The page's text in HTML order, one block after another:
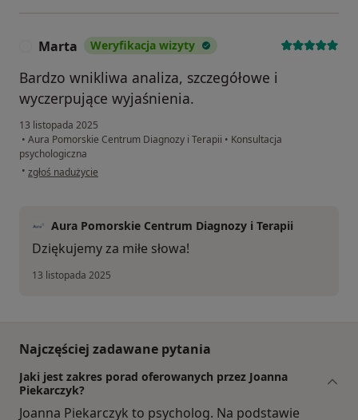
Marta Weryfikacja wizyty
Bardzo wnikliwa analiza, szczegółowe i
wyczerpujące wyjaśnienia.
13 listopada 2025
• Aura Pomorskie Centrum Diagnozy i Terapii • Konsultacja
psychologiczna
• w opinii użytkownika Marta
zgłoś nadużycie
Aura Pomorskie Centrum Diagnozy i Terapii
Dziękujemy za miłe słowa!
13 listopada 2025
Najczęściej zadawane pytania
Jaki jest zakres porad oferowanych przez Joanna
Piekarczyk?
Joanna Piekarczyk to psycholog. Na podstawie